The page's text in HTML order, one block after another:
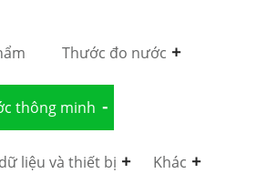
Thước đo nước
thông minh
liệu và thiết bị Khác